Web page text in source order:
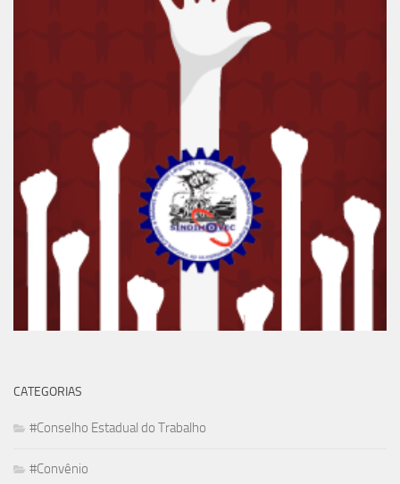
CATEGORIAS
#Conselho Estadual do Trabalho
#Convênio